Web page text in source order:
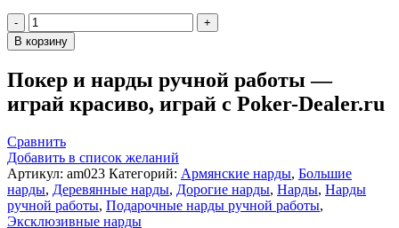
Количество
товара
Нарды
"Орел",
Mirzoyan
В корзину
Покер и нарды ручной работы —
играй красиво, играй с Poker-Dealer.ru
Сравнить
Добавить в список желаний
Артикул: am023 Категорий: Армянские нарды, Большие
нарды, Деревянные нарды, Дорогие нарды, Нарды, Нарды
ручной работы, Подарочные нарды ручной работы,
Эксклюзивные нарды